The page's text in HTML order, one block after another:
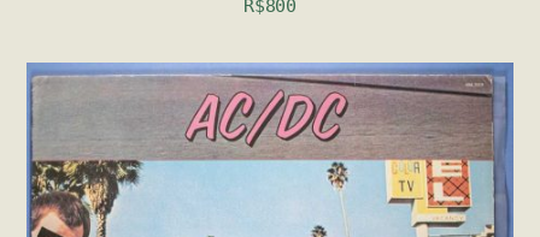
R$800